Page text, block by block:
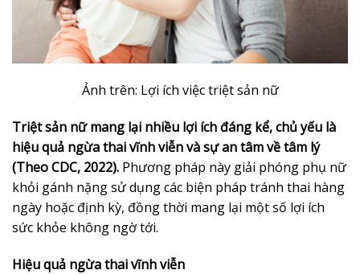
Ảnh trên: Lợi ích việc triệt sản nữ
Triệt sản nữ mang lại nhiều lợi ích đáng kể, chủ yếu là
hiệu quả ngừa thai vĩnh viễn và sự an tâm về tâm lý
(Theo CDC, 2022). Phương pháp này giải phóng phụ nữ
khỏi gánh nặng sử dụng các biện pháp tránh thai hàng
ngày hoặc định kỳ, đồng thời mang lại một số lợi ích
sức khỏe không ngờ tới.
Hiệu quả ngừa thai vĩnh viễn